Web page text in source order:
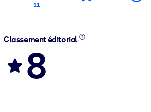
11
Classement éditorial
8